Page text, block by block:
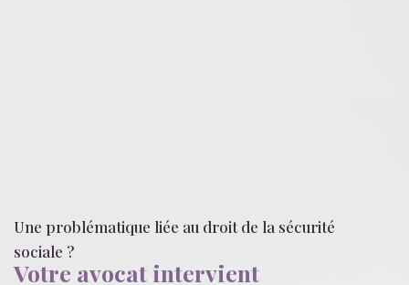
Une problématique liée au droit de la sécurité
sociale ?
Votre avocat intervient